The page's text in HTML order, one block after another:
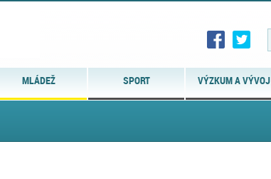
MLÁDEŽ SPORT VÝZKUM A VÝVOJ